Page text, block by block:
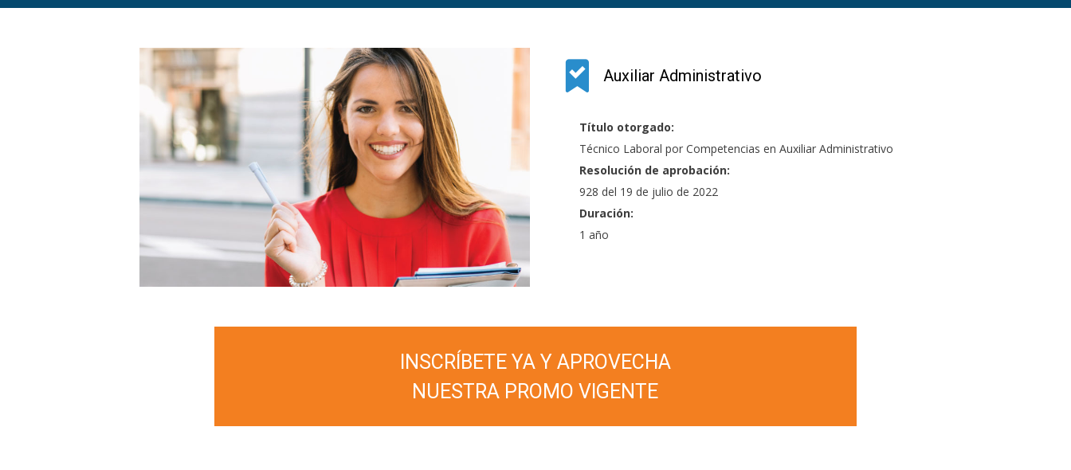
Auxiliar Administrativo
Título otorgado:
Técnico Laboral por Competencias en Auxiliar Administrativo
Resolución de aprobación:
928 del 19 de julio de 2022
Duración:
1 año
INSCRÍBETE YA Y APROVECHA
NUESTRA PROMO VIGENTE